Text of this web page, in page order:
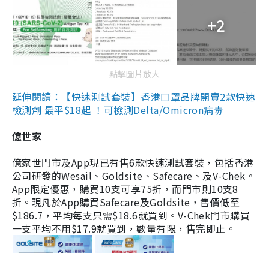
+2
點擊圖片放大
延伸閱讀：【快速測試套裝】香港口罩品牌開賣2款快速
檢測劑 最平$18起 ！可檢測Delta/Omicron病毒
億世家
億家世門市及App現已有售6款快速測試套裝，包括香港
公司研發的Wesail、Goldsite、Safecare、及V-Chek。
App限定優惠，購買10支可享75折，而門市則10支8
折。現凡於App購買Safecare及Goldsite，售價低至
$186.7，平均每支只需$18.6就買到。V-Chek門市購買
一支平均不用$17.9就買到，數量有限，售完即止。